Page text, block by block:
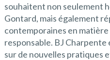
souhaitent non seulement
Gontard, mais également
contemporaines en
responsable. BJ
sur de nouvelles pratiques